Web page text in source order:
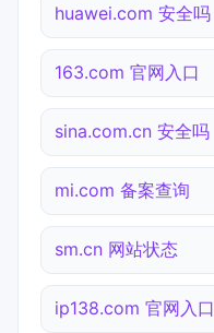
huawei.com 安全吗
163.com 官网入口
sina.com.cn 安全吗
mi.com 备案查询
sm.cn 网站状态
ip138.com 官网入口